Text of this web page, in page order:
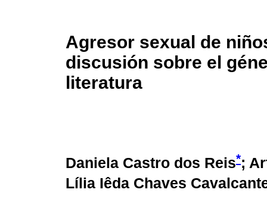
Agresor sexual de
discusión sobre el
literatura
Daniela Castro dos Reis*;
Lília Iêda Chaves